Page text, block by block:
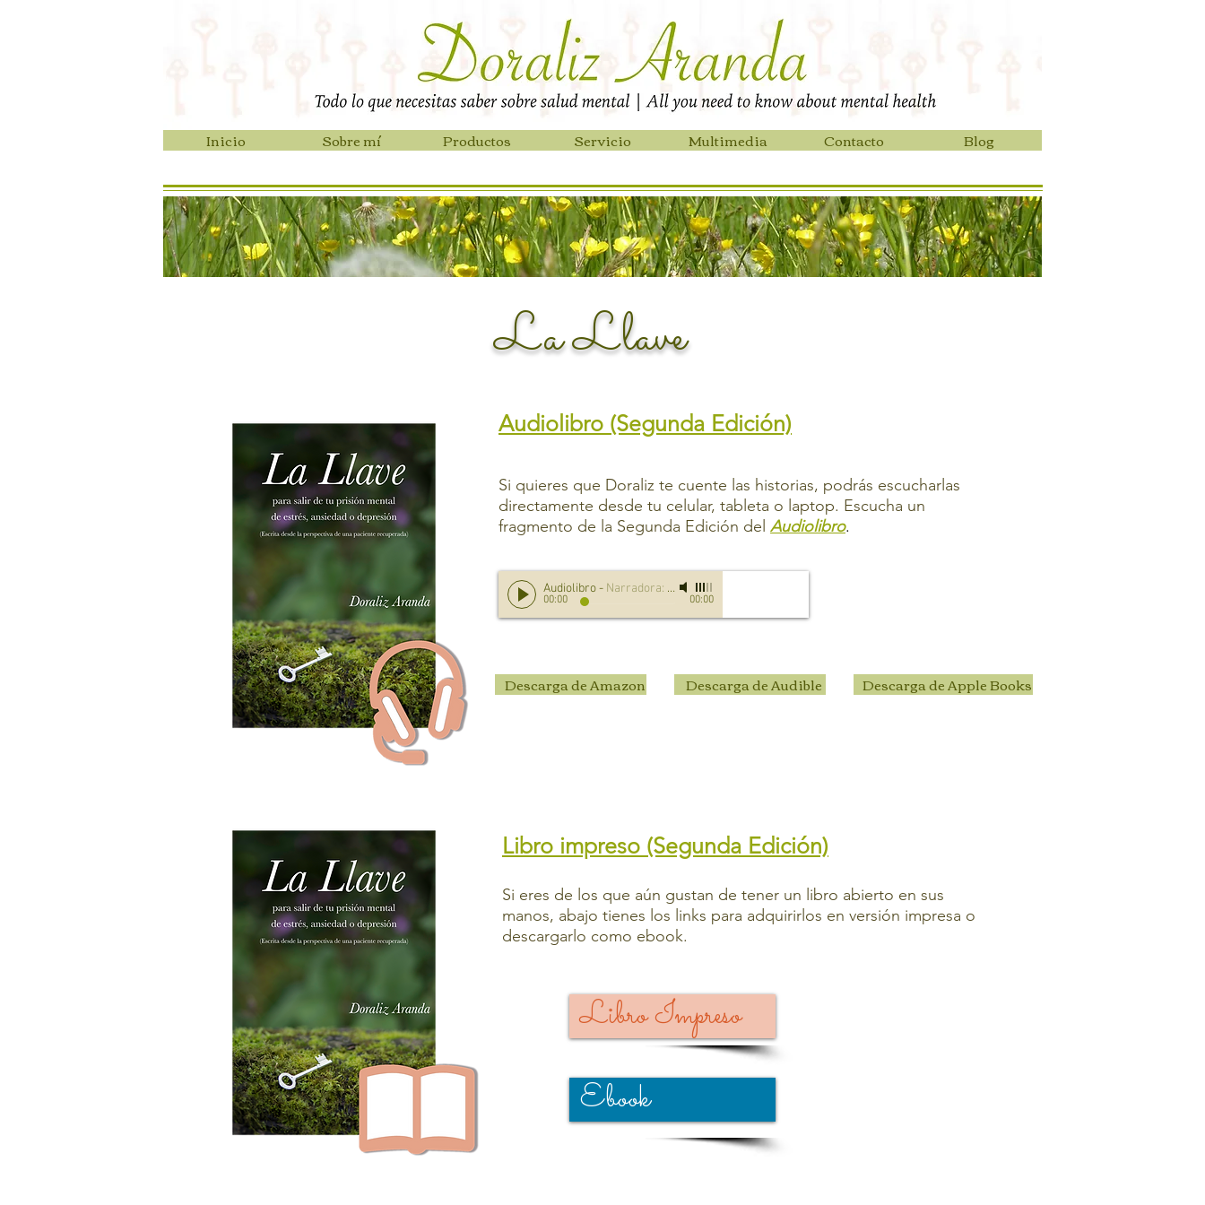
Inicio Sobre mí Productos Servicio Multimedia Contacto Blog
La Llave
Audiolibro (Segunda Edición)
Si quieres que Doraliz te cuente las historias, podrás escucharlas
directamente desde tu celular, tableta o laptop. Escucha un
fragmento de la Segunda Edición del Audiolibro.
Audiolibro- Narradora: Doraliz
00:00 00:00
Descarga de Amazon Descarga de Audible Descarga de Apple Books
Libro impreso (Segunda Edición)
Si eres de los que aún gustan de tener un libro abierto en sus
manos, abajo tienes los links para adquirirlos en versión impresa o
descargarlo como ebook.
Libro Impreso
Ebook